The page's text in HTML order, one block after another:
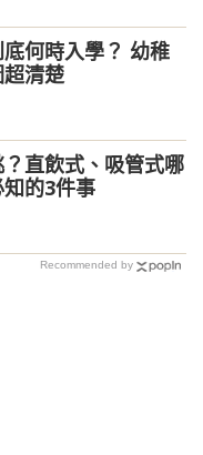
何時入學？ 幼稚
清楚
直飲式、吸管式哪
的3件事
Recommended by